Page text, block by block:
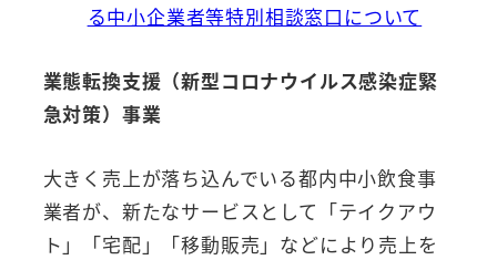
る中小企業者等特別相談窓口について
業態転換支援（新型コロナウイルス感染症緊
急対策）事業
大きく売上が落ち込んでいる都内中小飲食事
業者が、新たなサービスとして「テイクアウ
ト」「宅配」「移動販売」などにより売上を